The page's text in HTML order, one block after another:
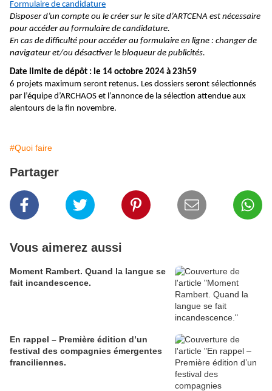
Formulaire de candidature
Disposer d’un compte ou le créer sur le site d’ARTCENA est nécessaire
pour accéder au formulaire de candidature.
En cas de difficulté pour accéder au formulaire en ligne : changer de
navigateur et/ou désactiver le bloqueur de publicités.
Date limite de dépôt : le 14 octobre 2024 à 23h59
6 projets maximum seront retenus. Les dossiers seront sélectionnés
par l’équipe d’ARCHAOS et l’annonce de la sélection attendue aux
alentours de la fin novembre.
#Quoi faire
Partager
Vous aimerez aussi
Moment Rambert. Quand la langue se
fait incandescence.
En rappel – Première édition d’un
festival des compagnies émergentes
franciliennes.